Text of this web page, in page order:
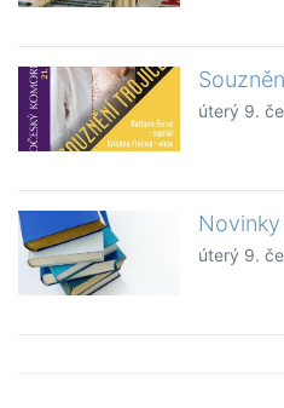
úterý 9.
úterý 9.